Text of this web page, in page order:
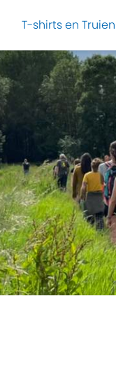
T-shirts en Truien